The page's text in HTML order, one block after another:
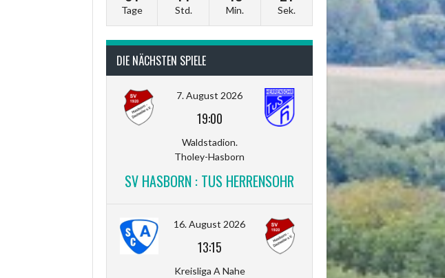
Tage Std. Min. Sek.
DIE NÄCHSTEN SPIELE
7. August 2026
19:00
Waldstadion.
Tholey-Hasborn
SV HASBORN : TUS HERRENSOHR
16. August 2026
13:15
Kreisliga A Nahe